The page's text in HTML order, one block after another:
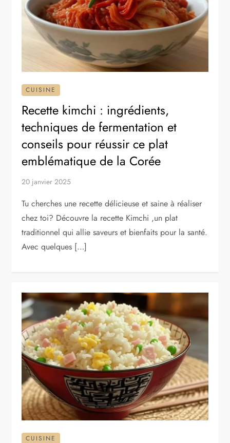
CUISINE
Recette kimchi : ingrédients,
techniques de fermentation et
conseils pour réussir ce plat
emblématique de la Corée
20 janvier 2025
Tu cherches une recette délicieuse et saine à réaliser
chez toi? Découvre la recette Kimchi ,un plat
traditionnel qui allie saveurs et bienfaits pour la santé.
Avec quelques […]
CUISINE